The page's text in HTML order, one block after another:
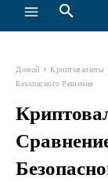
Домой Криптовалюты
Безопасного Решения